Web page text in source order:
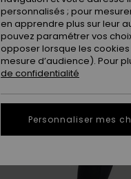
personnalisés ; pour
en apprendre plus sur leur
pouvez paramétrer vos
opposer lorsque les
mesure d’audience). Pour
de confidentialité
Personnaliser mes